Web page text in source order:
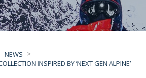
NEWS >
INSPIRED BY ‘NEXT GEN ALPINE’